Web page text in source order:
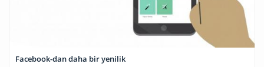
Facebook-dan daha bir yenilik